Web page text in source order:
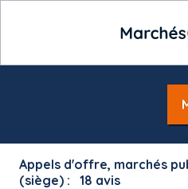
Appels d'offre, marchés
(siège) :
18 avis